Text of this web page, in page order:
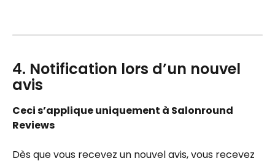
4. Notification lors d’un nouvel
avis
Ceci s’applique uniquement à Salonround
Reviews
Dès que vous recevez un nouvel avis, vous recevez